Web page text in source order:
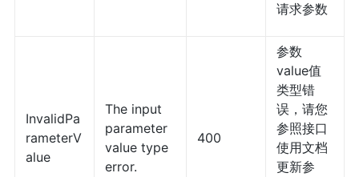
请求参数
InvalidPa
rameterV
alue
The input
parameter
value type
error.
400
参数
value值
类型错
误，请您
参照接口
使用文档
更新参